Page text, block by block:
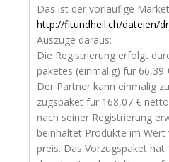
Das ist der vor­läu­fi­ge
http://fitundheil.ch/dateien/
Aus­zü­ge daraus:
Die Regis­trie­rung erfolgt
pa­ke­tes (ein­ma­lig) für 66,39
Der Part­ner kann ein­ma­lig
zugs­pa­ket für 168,07 €
nach sei­ner Regis­trie­rung
beinhal­tet Pro­duk­te im
preis. Das Vor­zugs­pa­ket hat